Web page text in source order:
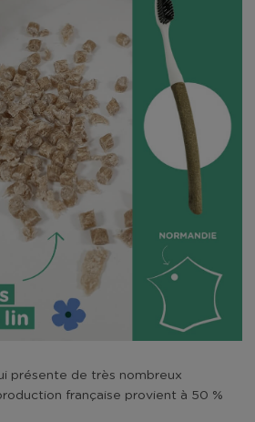
présente de très nombreux
française provient à 50 %